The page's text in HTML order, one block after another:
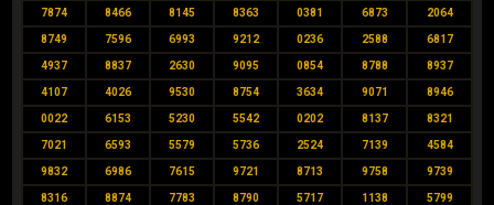
7874 8466 8145 8363 0381 6873 2064
8749 7596 6993 9212 0236 2588 6817
4937 8837 2630 9095 0854 8788 8937
4107 4026 9530 8754 3634 9071 8946
0022 6153 5230 5542 0202 8137 8321
7021 6593 5579 5736 2524 7139 4584
9832 6986 7615 9721 8713 9758 9739
8316 8874 7783 8790 5717 1138 5799